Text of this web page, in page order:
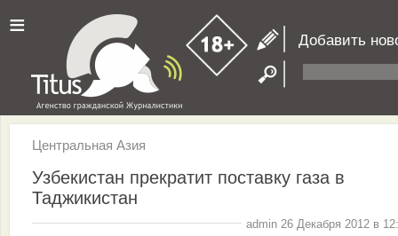
≡ Добавить
Центральная Азия
Узбекистан прекратит поставку газа в
Таджикистан
admin 26 Декабря 2012 в